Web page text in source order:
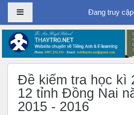
Chuyển tới nội dung chính
Bảng điều khiển cạnhĐang truy
Đề kiểm tra học kì
12 tỉnh Đồng Nai
2015 - 2016